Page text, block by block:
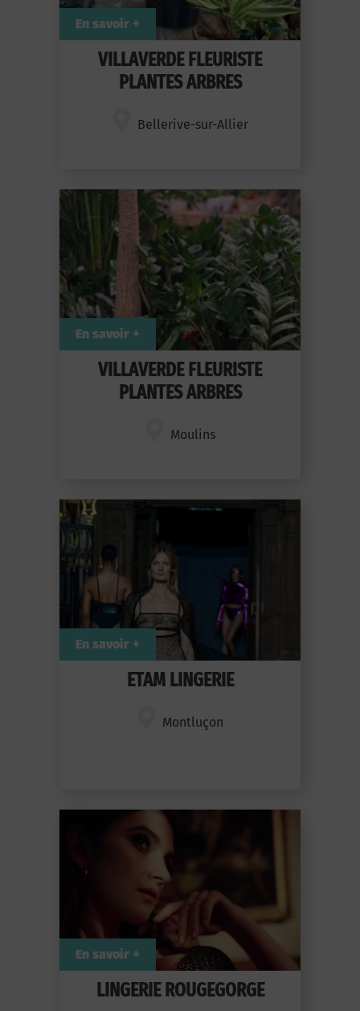
VILLAVERDE FLEURISTE
PLANTES ARBRES
Bellerive-sur-Allier
En savoir +
VILLAVERDE FLEURISTE
PLANTES ARBRES
Moulins
En savoir +
ETAM LINGERIE
Montluçon
En savoir +
LINGERIE ROUGEGORGE
En savoir +